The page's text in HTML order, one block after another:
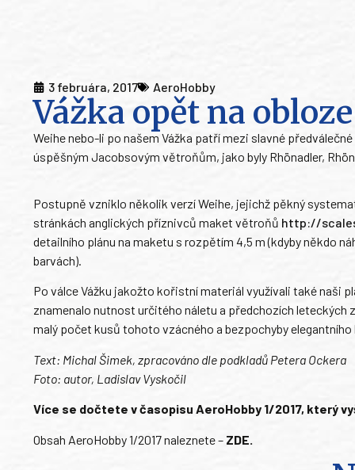
3 februára, 2017 AeroHobby
Vážka opět na obloze
Weihe nebo-li po našem Vážka patří mezi slavné
úspěšným Jacobsovým větroňům, jako byly Rhönadler,
Postupně vzniklo několik verzí Weihe, jejichž pěkný
stránkách anglických příznivců maket větroňů http://
detailního plánu na maketu s rozpětím 4,5 m (kdyby někdo
barvách).
Po válce Vážku jakožto kořistní materiál využívali také naši
znamenalo nutnost určitého náletu a předchozích
malý počet kusů tohoto vzácného a bezpochyby
Text: Michal Šimek, zpracováno dle podkladů Petera Ockera
Foto: autor, Ladislav Vyskočil
Více se dočtete v časopisu AeroHobby 1/2017, který
Obsah AeroHobby 1/2017 naleznete – ZDE